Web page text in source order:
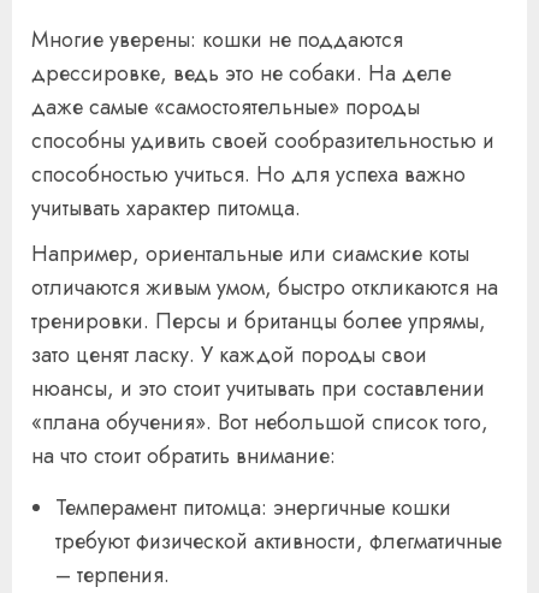
Многие уверены: кошки не поддаются
дрессировке, ведь это не собаки. На деле
даже самые «самостоятельные» породы
способны удивить своей сообразительностью и
способностью учиться. Но для успеха важно
учитывать характер питомца.
Например, ориентальные или сиамские коты
отличаются живым умом, быстро откликаются на
тренировки. Персы и британцы более упрямы,
зато ценят ласку. У каждой породы свои
нюансы, и это стоит учитывать при составлении
«плана обучения». Вот небольшой список того,
на что стоит обратить внимание:
Темперамент питомца: энергичные кошки
требуют физической активности, флегматичные
– терпения.